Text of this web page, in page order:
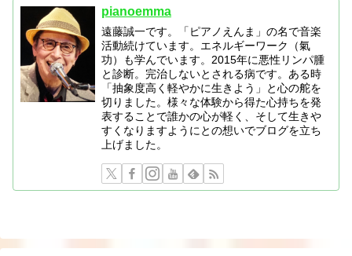
pianoemma
遠藤誠一です。「ピアノえんま」の名で音楽
活動続けています。エネルギーワーク（氣
功）も学んでいます。2015年に悪性リンパ腫
と診断。完治しないとされる病です。ある時
「抽象度高く軽やかに生きよう」と心の舵を
切りました。様々な体験から得た心持ちを発
表することで誰かの心が軽く、そして生きや
すくなりますようにとの想いでブログを立ち
上げました。